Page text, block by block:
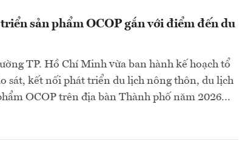
sản phẩm OCOP gắn với điểm đến du
TP. Hồ Chí Minh vừa ban hành kế hoạch tổ
sát, kết nối phát triển du lịch nông thôn, du lịch
OCOP trên địa bàn Thành phố năm 2026...